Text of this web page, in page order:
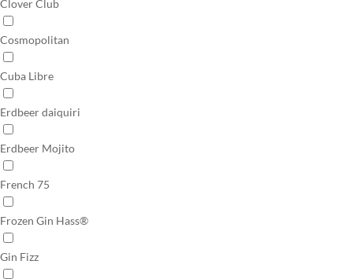
Clover Club
Cosmopolitan
Cuba Libre
Erdbeer daiquiri
Erdbeer Mojito
French 75
Frozen Gin Hass®
Gin Fizz